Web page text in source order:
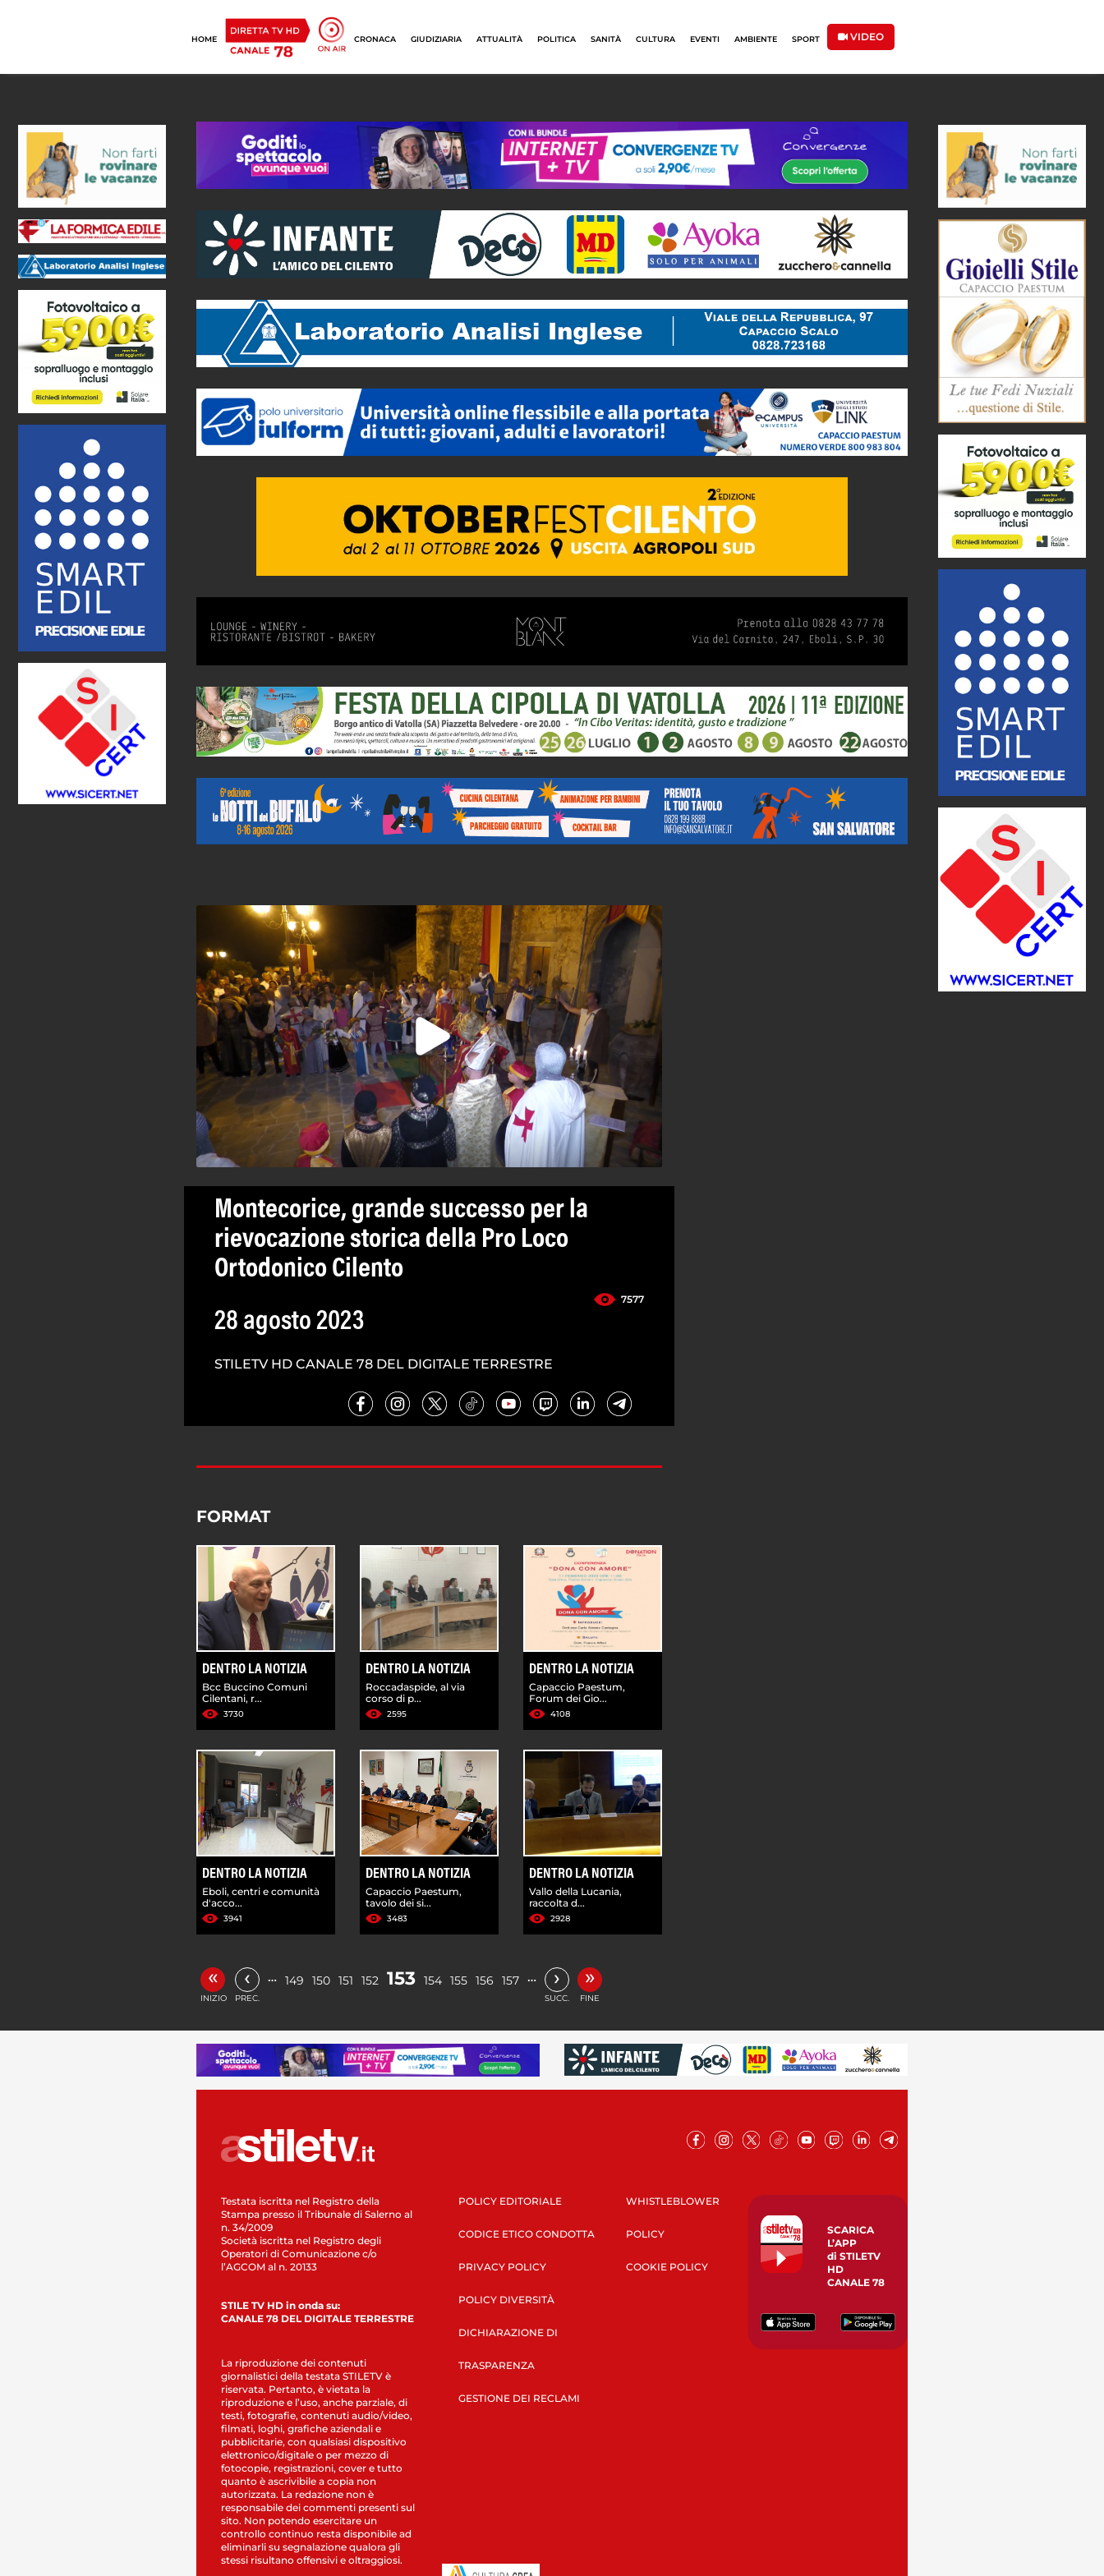
HOME CRONACA GIUDIZIARIA ATTUALITÀ POLITICA SANITÀ CULTURA EVENTI AMBIENTE SPORT VIDEO
Montecorice, grande successo per la
rievocazione storica della Pro Loco
Ortodonico Cilento
7577
28 agosto 2023
STILETV HD CANALE 78 DEL DIGITALE TERRESTRE
FORMAT
DENTRO LA NOTIZIA
Bcc Buccino Comuni
Cilentani, r...
3730
DENTRO LA NOTIZIA
Roccadaspide, al via
corso di p...
2595
DENTRO LA NOTIZIA
Capaccio Paestum,
Forum dei Gio...
4108
DENTRO LA NOTIZIA
Eboli, centri e comunità
d'acco...
3941
DENTRO LA NOTIZIA
Capaccio Paestum,
tavolo dei si...
3483
DENTRO LA NOTIZIA
Vallo della Lucania,
raccolta d...
2928
«
INIZIO
‹
PREC.
… 149 150 151 152 153 154 155 156 157 … ›
SUCC.
»
FINE
Testata iscritta nel Registro della
Stampa presso il Tribunale di Salerno al
n. 34/2009
Società iscritta nel Registro degli
Operatori di Comunicazione c/o
l’AGCOM al n. 20133
STILE TV HD in onda su:
CANALE 78 DEL DIGITALE TERRESTRE
La riproduzione dei contenuti
giornalistici della testata STILETV è
riservata. Pertanto, è vietata la
riproduzione e l’uso, anche parziale, di
testi, fotografie, contenuti audio/video,
filmati, loghi, grafiche aziendali e
pubblicitarie, con qualsiasi dispositivo
elettronico/digitale o per mezzo di
fotocopie, registrazioni, cover e tutto
quanto è ascrivibile a copia non
autorizzata. La redazione non è
responsabile dei commenti presenti sul
sito. Non potendo esercitare un
controllo continuo resta disponibile ad
eliminarli su segnalazione qualora gli
stessi risultano offensivi e oltraggiosi.
POLICY EDITORIALE
CODICE ETICO CONDOTTA
PRIVACY POLICY
POLICY DIVERSITÀ
DICHIARAZIONE DI
TRASPARENZA
GESTIONE DEI RECLAMI
WHISTLEBLOWER
POLICY
COOKIE POLICY
SCARICA
L’APP
di STILETV
HD
CANALE 78